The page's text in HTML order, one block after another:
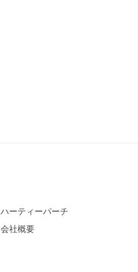
ハーティーパーチ
会社概要